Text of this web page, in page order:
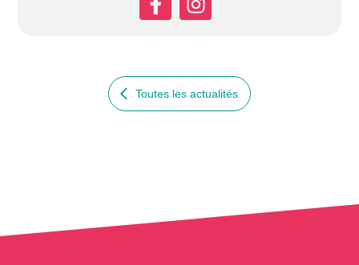
FacebookInstagram
Toutes les actualités